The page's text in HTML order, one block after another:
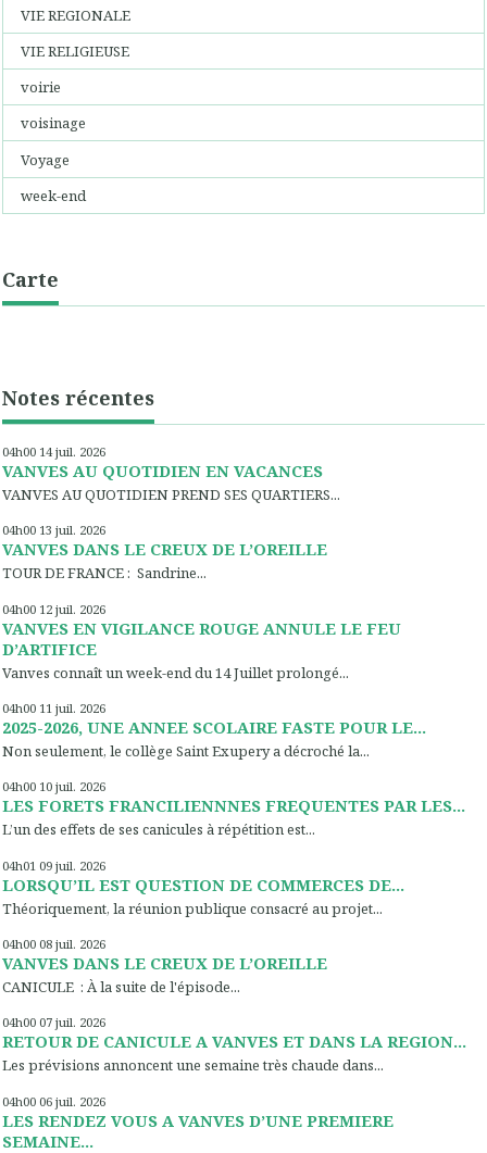
VIE REGIONALE
VIE RELIGIEUSE
voirie
voisinage
Voyage
week-end
Carte
Notes récentes
04h00 14 juil. 2026
VANVES AU QUOTIDIEN EN VACANCES
VANVES AU QUOTIDIEN PREND SES QUARTIERS...
04h00 13 juil. 2026
VANVES DANS LE CREUX DE L’OREILLE
TOUR DE FRANCE : Sandrine...
04h00 12 juil. 2026
VANVES EN VIGILANCE ROUGE ANNULE LE FEU
D’ARTIFICE
Vanves connaît un week-end du 14 Juillet prolongé...
04h00 11 juil. 2026
2025-2026, UNE ANNEE SCOLAIRE FASTE POUR LE...
Non seulement, le collège Saint Exupery a décroché la...
04h00 10 juil. 2026
LES FORETS FRANCILIENNNES FREQUENTES PAR LES...
L’un des effets de ses canicules à répétition est...
04h01 09 juil. 2026
LORSQU’IL EST QUESTION DE COMMERCES DE...
Théoriquement, la réunion publique consacré au projet...
04h00 08 juil. 2026
VANVES DANS LE CREUX DE L’OREILLE
CANICULE : À la suite de l'épisode...
04h00 07 juil. 2026
RETOUR DE CANICULE A VANVES ET DANS LA REGION...
Les prévisions annoncent une semaine très chaude dans...
04h00 06 juil. 2026
LES RENDEZ VOUS A VANVES D’UNE PREMIERE
SEMAINE...